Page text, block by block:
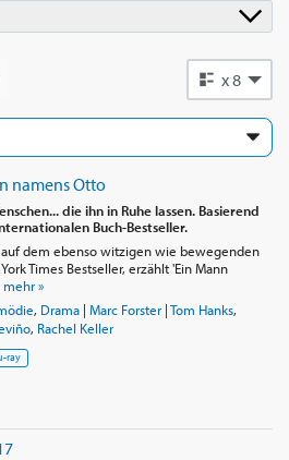
Seite x 8
namens Otto
die ihn in Ruhe lassen. Basierend
Buch-Bestseller.
auf dem ebenso witzigen wie bewegenden
Times Bestseller, erzählt 'Ein Mann
mehr »
, Drama| Marc Forster|Tom Hanks,
, Rachel Keller
ray